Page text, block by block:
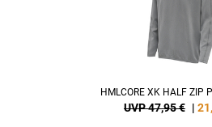
HMLCORE XK HALF ZIP
UVP 47,95 € |